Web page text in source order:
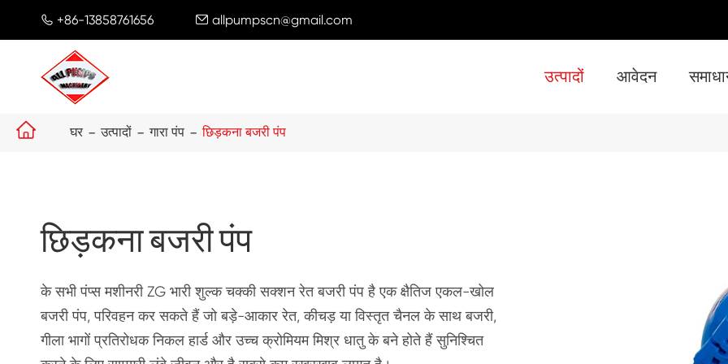
 +86-13858761656  allpumpscn@gmail.com
उत्पादों आवेदन
 घर उत्पादों गारा पंप छिड़कना बजरी पंप
छिड़कना बजरी पंप
के सभी पंप्स मशीनरी ZG भारी शुल्क चक्की सक्शन रेत बजरी पंप है एक क्षैतिज एकल-खोल
बजरी पंप, परिवहन कर सकते हैं जो बड़े-आकार रेत, कीचड़ या विस्तृत चैनल के साथ बजरी,
गीला भागों प्रतिरोधक निकल हार्ड और उच्च क्रोमियम मिश्र धातु के बने होते हैं सुनिश्चित